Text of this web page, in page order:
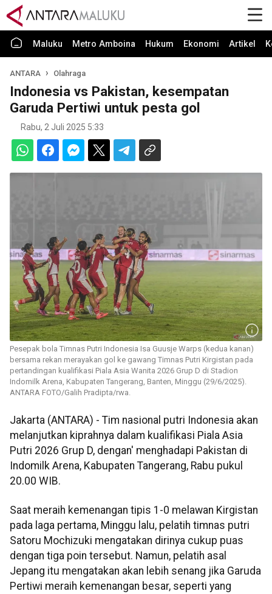
Maluku Metro Amboina Hukum Ekonomi Artikel
ANTARA Olahraga
Indonesia vs Pakistan, kesempatan
Garuda Pertiwi untuk pesta gol
Rabu, 2 Juli 2025 5:33
Pesepak bola Timnas Putri Indonesia Isa Guusje Warps (kedua kanan)
bersama rekan merayakan gol ke gawang Timnas Putri Kirgistan pada
pertandingan kualifikasi Piala Asia Wanita 2026 Grup D di Stadion
Indomilk Arena, Kabupaten Tangerang, Banten, Minggu (29/6/2025).
ANTARA FOTO/Galih Pradipta/rwa.
Jakarta (ANTARA) - Tim nasional putri Indonesia akan
melanjutkan kiprahnya dalam kualifikasi Piala Asia
Putri 2026 Grup D, dengan' menghadapi Pakistan di
Indomilk Arena, Kabupaten Tangerang, Rabu pukul
20.00 WIB.
Saat meraih kemenangan tipis 1-0 melawan Kirgistan
pada laga pertama, Minggu lalu, pelatih timnas putri
Satoru Mochizuki mengatakan dirinya cukup puas
dengan tiga poin tersebut. Namun, pelatih asal
Jepang itu mengatakan akan lebih senang jika Garuda
Pertiwi meraih kemenangan besar, seperti yang